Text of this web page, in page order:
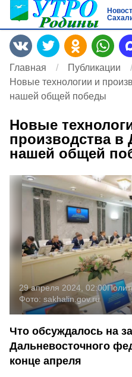
Главная Публикации
Новые технологии и
нашей общей победы
Новые
производства
нашей общей
29 апреля 2024, 02:00
Фото: sakhalin.gov.ru
Что обсуждалось на
Дальневосточного
конце апреля